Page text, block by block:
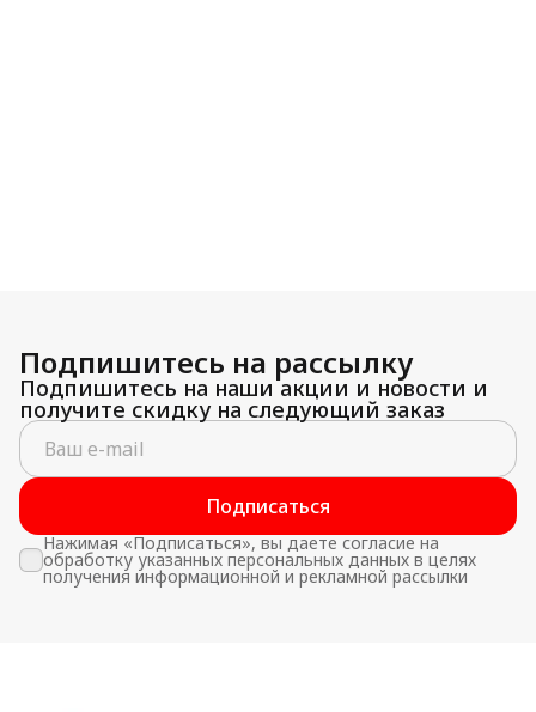
Подпишитесь на рассылку
Подпишитесь на наши акции и новости и
получите скидку на следующий заказ
Подписаться
Нажимая «Подписаться», вы даете согласие на
обработку указанных персональных данных в целях
получения информационной и рекламной рассылки